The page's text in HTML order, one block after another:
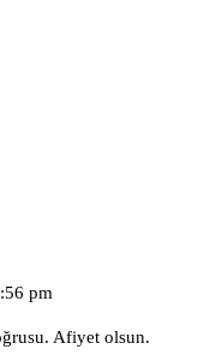
pm
Afiyet olsun.